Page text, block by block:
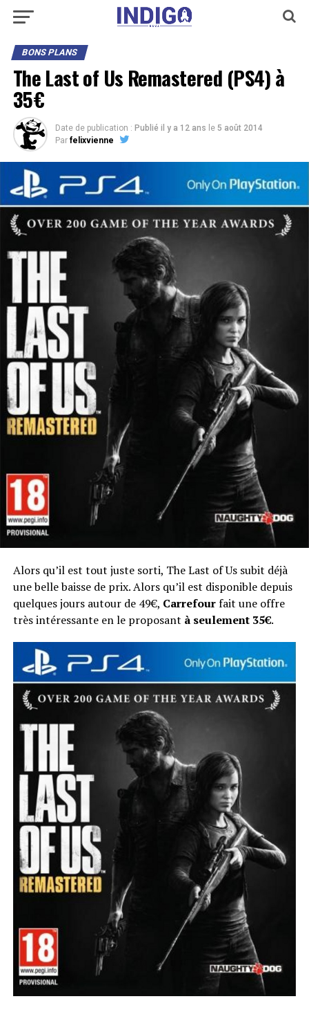
BONS PLANS
The Last of Us Remastered (PS4) à
35€
Date de publication : Publié il y a 12 ans le 5 août 2014
Par felixvienne
Alors qu’il est tout juste sorti, The Last of Us subit déjà
une belle baisse de prix. Alors qu’il est disponible depuis
quelques jours autour de 49€, Carrefourfait une offre
très intéressante en le proposant à seulement 35€.